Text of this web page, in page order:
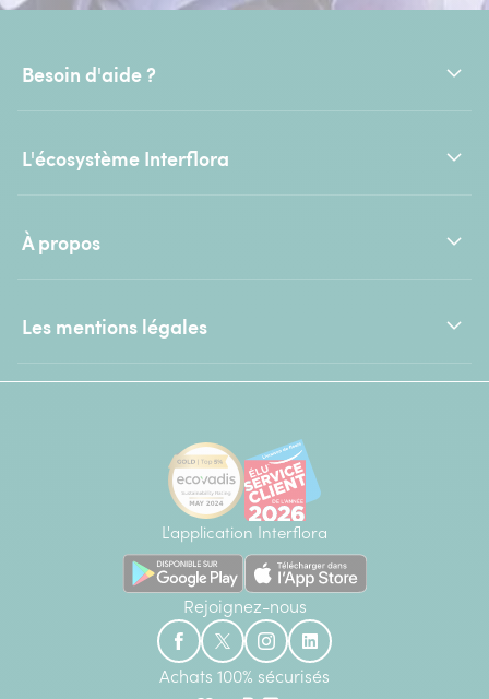
Besoin d'aide ?
L'écosystème Interflora
À propos
Les mentions légales
L'application Interflora
Rejoignez-nous
Achats 100% sécurisés